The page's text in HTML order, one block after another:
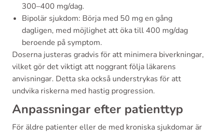
300–400 mg/dag.
Bipolär sjukdom: Börja med 50 mg en gång
dagligen, med möjlighet att öka till 400 mg/dag
beroende på symptom.
Doserna justeras gradvis för att minimera biverkningar,
vilket gör det viktigt att noggrant följa läkarens
anvisningar. Detta ska också understrykas för att
undvika riskerna med hastig progression.
Anpassningar efter patienttyp
För äldre patienter eller de med kroniska sjukdomar är